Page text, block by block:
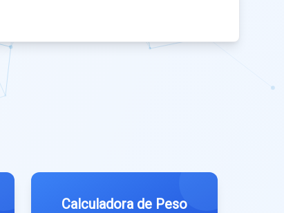
Calculadora de Peso